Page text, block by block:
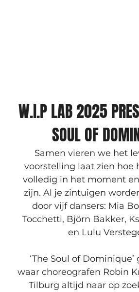
W.I.P LAB 2025
SOUL OF
Samen vieren we het
voorstelling laat zien hoe
volledig in het moment
zijn. Al je zintuigen
door vijf dansers: Mia
Tocchetti, Björn Bakker,
en Lulu
‘The Soul of Dominique’
waar choreografen Robin
Tilburg altijd naar op